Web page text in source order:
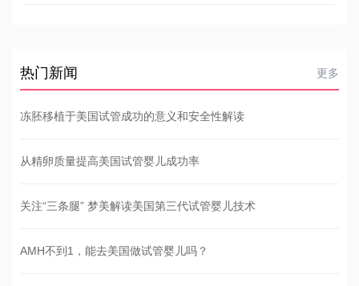
热门新闻 更多
冻胚移植于美国试管成功的意义和安全性解读
从精卵质量提高美国试管婴儿成功率
关注“三条腿” 梦美解读美国第三代试管婴儿技术
AMH不到1，能去美国做试管婴儿吗？